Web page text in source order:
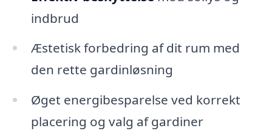
indbrud
Æstetisk forbedring af dit rum med
den rette gardinløsning
Øget energibesparelse ved korrekt
placering og valg af gardiner